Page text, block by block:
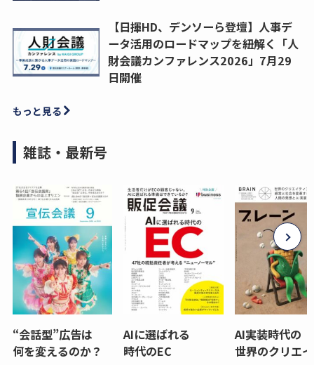
【日揮HD、デンソーら登壇】人事デ
ータ活用のロードマップを紐解く「人
財会議カンファレンス2026」7月29
日開催
もっと見る
雑誌・最新号
“会話型”広告は
何を変えるのか？
AIに選ばれる
時代のEC
AI実装時代の
世界のクリエ